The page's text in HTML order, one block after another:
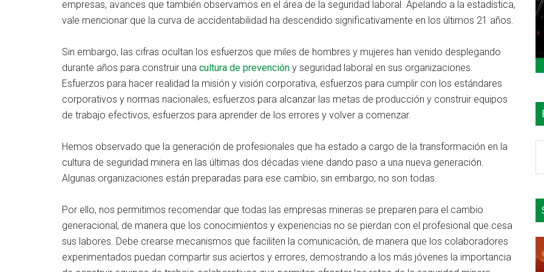
empresas, avances que también observamos en el área de la seguridad laboral. Apelando a la estadística,
vale mencionar que la curva de accidentabilidad ha descendido significativamente en los últimos 21 años.
Sin embargo, las cifras ocultan los esfuerzos que miles de hombres y mujeres han venido desplegando
durante años para construir una cultura de prevención y seguridad laboral en sus organizaciones.
Esfuerzos para hacer realidad la misión y visión corporativa, esfuerzos para cumplir con los estándares
corporativos y normas nacionales, esfuerzos para alcanzar las metas de producción y construir equipos
de trabajo efectivos, esfuerzos para aprender de los errores y volver a comenzar.
Hemos observado que la generación de profesionales que ha estado a cargo de la transformación en la
cultura de seguridad minera en las últimas dos décadas viene dando paso a una nueva generación.
Algunas organizaciones están preparadas para ese cambio, sin embargo, no son todas.
Por ello, nos permitimos recomendar que todas las empresas mineras se preparen para el cambio
generacional, de manera que los conocimientos y experiencias no se pierdan con el profesional que cesa
sus labores. Debe crearse mecanismos que faciliten la comunicación, de manera que los colaboradores
experimentados puedan compartir sus aciertos y errores, demostrando a los más jóvenes la importancia